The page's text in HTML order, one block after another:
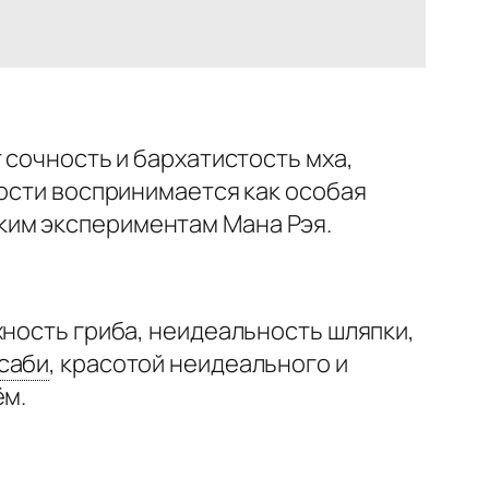
и бархатистость мха,
воспринимается как особая
экспериментам Мана Рэя.
гриба, неидеальность шляпки,
, красотой неидеального и